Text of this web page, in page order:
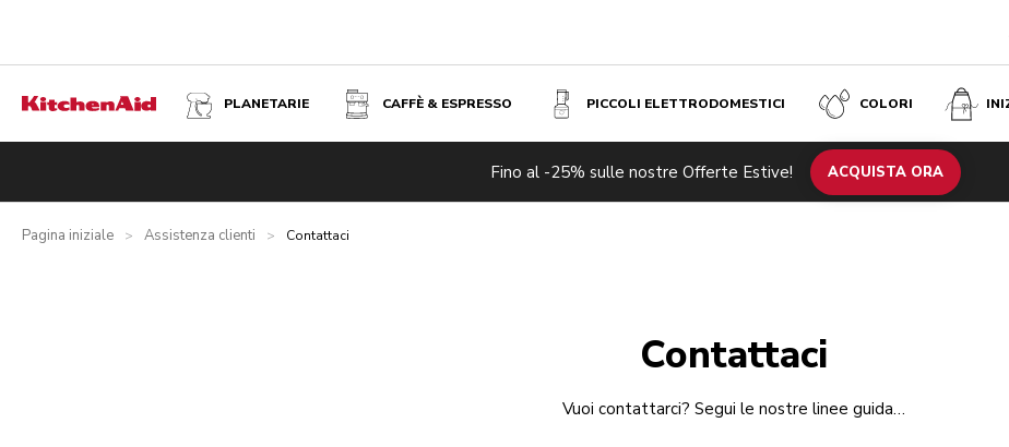
PLANETARIE CAFFÈ & ESPRESSO PICCOLI ELETTRODOMESTICI COLORI
Fino al -25% sulle nostre Offerte Estive! ACQUISTA ORA
Pagina iniziale > Assistenza clienti > Contattaci
Contattaci
Vuoi contattarci? Segui le nostre linee guida…